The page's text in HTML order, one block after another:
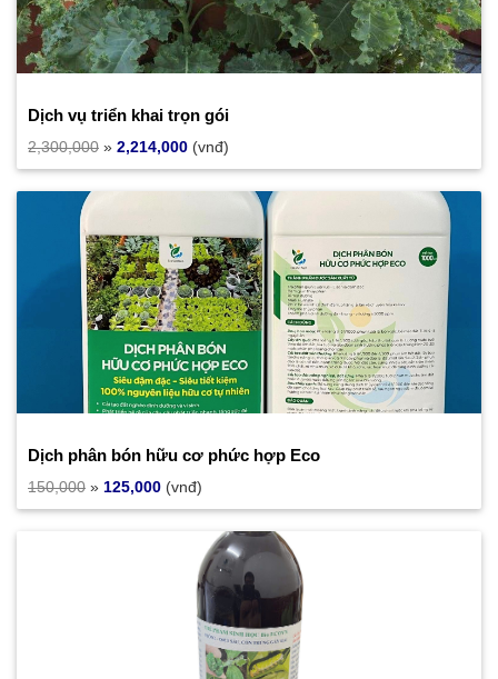
Dịch vụ triển khai trọn gói
2,300,000 » 2,214,000 (vnđ)
Dịch phân bón hữu cơ phức hợp Eco
150,000 » 125,000 (vnđ)